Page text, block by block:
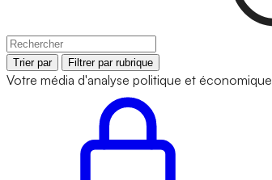
Trier par Filtrer par rubrique
Votre média d'analyse politique et économique